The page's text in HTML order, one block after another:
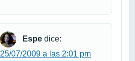
Espe dice:
25/07/2009 a las 2:01 pm